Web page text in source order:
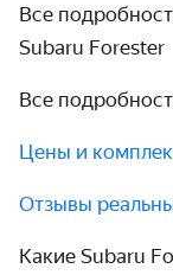
Все
Subaru Forester
Все
Цены и
Отзывы
Какие Subaru